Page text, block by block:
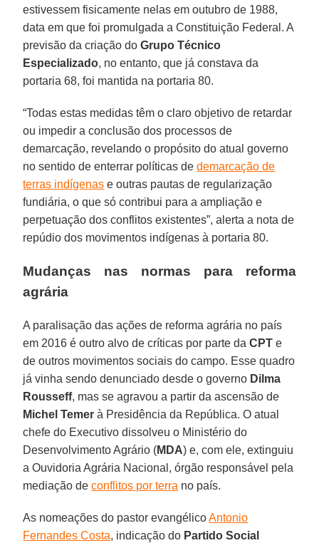
estivessem fisicamente nelas em outubro de 1988,
data em que foi promulgada a Constituição Federal. A
previsão da criação doGrupo Técnico
Especializado, no entanto, que já constava da
portaria 68, foi mantida na portaria 80.
“Todas estas medidas têm o claro objetivo de retardar
ou impedir a conclusão dos processos de
demarcação, revelando o propósito do atual governo
no sentido de enterrar políticas dedemarcação de
terras indígenas e outras pautas de regularização
fundiária, o que só contribui para a ampliação e
perpetuação dos conflitos existentes”, alerta a nota de
repúdio dos movimentos indígenas à portaria 80.
Mudanças nas normas para reforma
agrária
A paralisação das ações de reforma agrária no país
em 2016 é outro alvo de críticas por parte daCPT e
de outros movimentos sociais do campo. Esse quadro
já vinha sendo denunciado desde o governo Dilma
Rousseff, mas se agravou a partir da ascensão de
Michel Temer à Presidência da República. O atual
chefe do Executivo dissolveu o Ministério do
Desenvolvimento Agrário (MDA) e, com ele, extinguiu
a Ouvidoria Agrária Nacional, órgão responsável pela
mediação deconflitos por terra no país.
As nomeações do pastor evangélicoAntonio
Fernandes Costa, indicação do Partido Social